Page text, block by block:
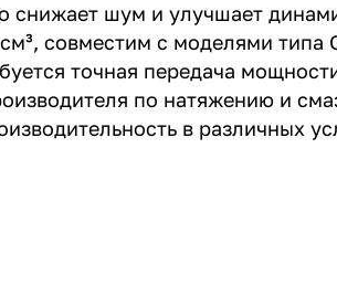
снижает шум и улучшает
совместим с моделями типа
точная передача
по натяжению и
в различных